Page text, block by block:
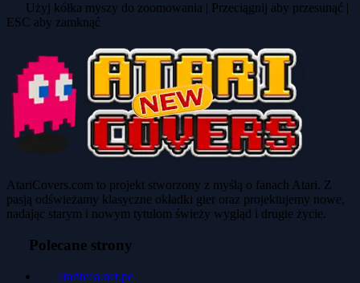
Użyj kółka myszy do zoomowania | Przeciągnij aby przesunąć |
ESC aby zamknąć
AtariCovers.com to projekt stworzony z myślą o fanach Atari. Z
pasją odświeżamy klasyczne okładki gier oraz projektujemy nowe,
nadając starym i nowym tytułom świeży wygląd i drugie życie.
Polecane strony
atariteca.net.pe